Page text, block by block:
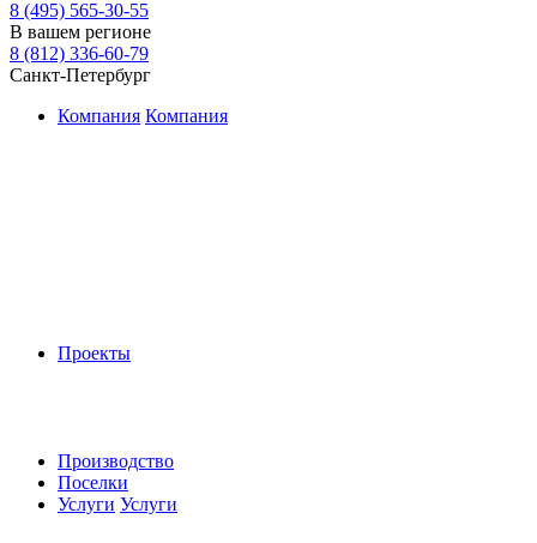
8 (495) 565-30-55
В вашем регионе
8 (812) 336-60-79
Санкт-Петербург
Компания Компания
Проекты
Производство
Поселки
Услуги Услуги